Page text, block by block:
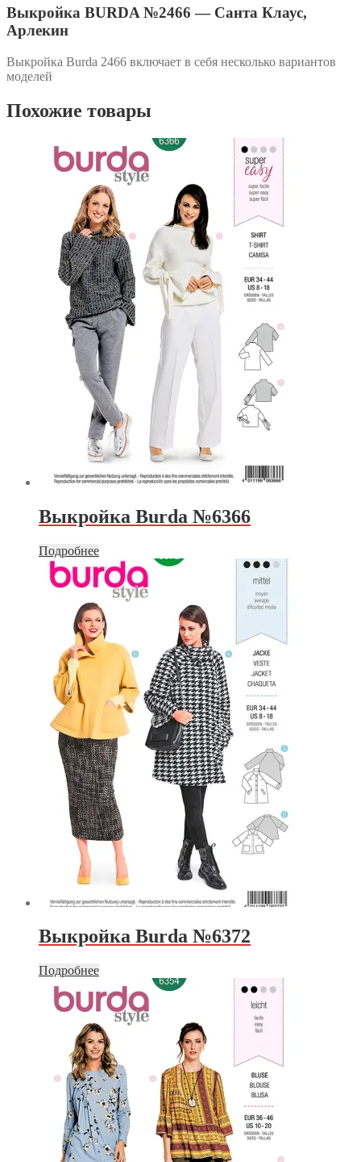
Выкройка BURDA №2466 — Санта Клаус,
Арлекин
Выкройка Burda 2466 включает в себя несколько вариантов
моделей
Похожие товары
Выкройка Burda №6366
Подробнее
Выкройка Burda №6372
Подробнее